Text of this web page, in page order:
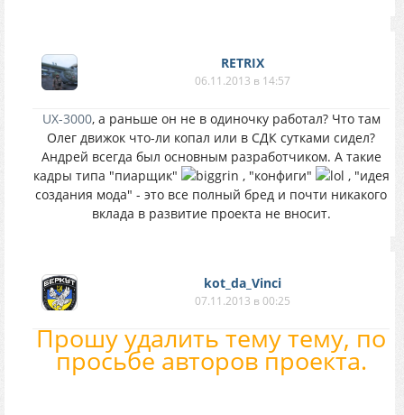
RETRIX
06.11.2013 в 14:57
UX-3000, а раньше он не в одиночку работал? Что там
Олег движок что-ли копал или в СДК сутками сидел?
Андрей всегда был основным разработчиком. А такие
кадры типа "пиарщик"
, "конфиги"
, "идея
создания мода" - это все полный бред и почти никакого
вклада в развитие проекта не вносит.
kot_da_Vinci
07.11.2013 в 00:25
Прошу удалить тему тему, по
просьбе авторов проекта.